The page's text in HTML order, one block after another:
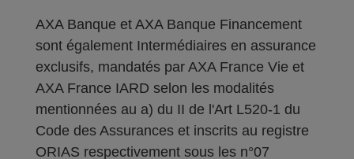
AXA Banque et AXA Banque Financement
sont également Intermédiaires en assurance
exclusifs, mandatés par AXA France Vie et
AXA France IARD selon les modalités
mentionnées au a) du II de l'Art L520-1 du
Code des Assurances et inscrits au registre
ORIAS respectivement sous les n°07